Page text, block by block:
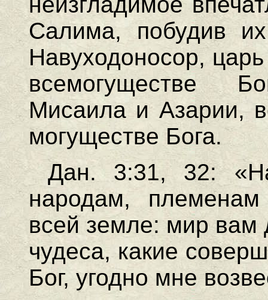
Салима, побудив
Навуходоносор,
всемогуществе
Мисаила и Азарии,
могуществе Бога.
Дан. 3:31, 32:
народам,
всей земле: мир вам
чудеса, какие
Бог, угодно мне